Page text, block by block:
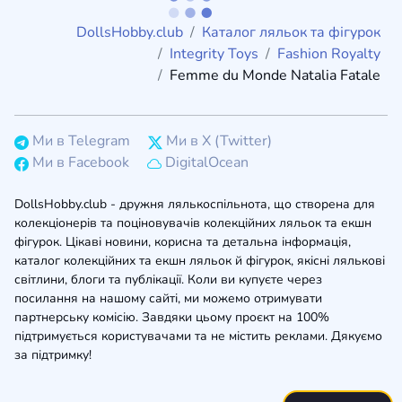
DollsHobby.club
Каталог ляльок та фігурок
Integrity Toys
Fashion Royalty
Femme du Monde Natalia Fatale
Ми в Telegram
Ми в X (Twitter)
Ми в Facebook
DigitalOcean
DollsHobby.club - дружня лялькоспільнота, що створена для
колекціонерів та поціновувачів колекційних ляльок та екшн
фігурок. Цікаві новини, корисна та детальна інформація,
каталог колекційних та екшн ляльок й фігурок, якісні лялькові
світлини, блоги та публікації. Коли ви купуєте через
посилання на нашому сайті, ми можемо отримувати
партнерську комісію. Завдяки цьому проєкт на 100%
підтримується користувачами та не містить реклами. Дякуємо
за підтримку!